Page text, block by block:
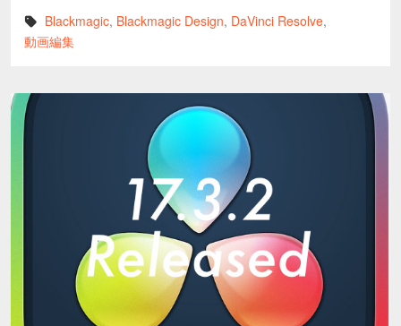
Blackmagic, Blackmagic Design, DaVinci Resolve,
動画編集